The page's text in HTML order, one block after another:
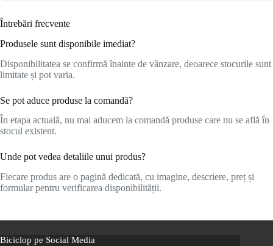
Întrebări frecvente
Produsele sunt disponibile imediat?
Disponibilitatea se confirmă înainte de vânzare, deoarece stocurile sunt
limitate și pot varia.
Se pot aduce produse la comandă?
În etapa actuală, nu mai aducem la comandă produse care nu se află în
stocul existent.
Unde pot vedea detaliile unui produs?
Fiecare produs are o pagină dedicată, cu imagine, descriere, preț și
formular pentru verificarea disponibilității.
Biciclop pe Social Media